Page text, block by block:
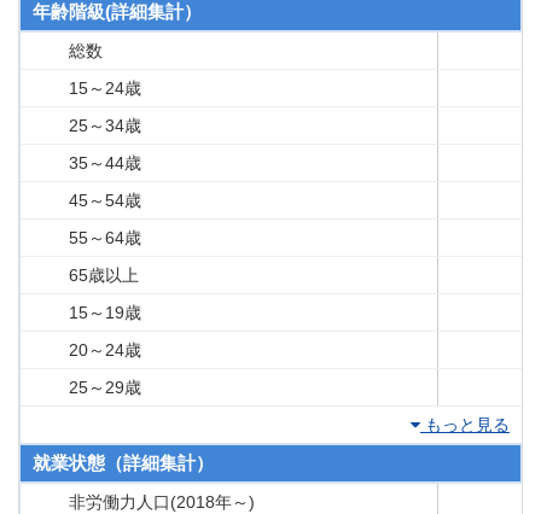
年齢階級(詳細集計）
総数
15～24歳
25～34歳
35～44歳
45～54歳
55～64歳
65歳以上
15～19歳
20～24歳
25～29歳
もっと見る
就業状態（詳細集計）
非労働力人口(2018年～)